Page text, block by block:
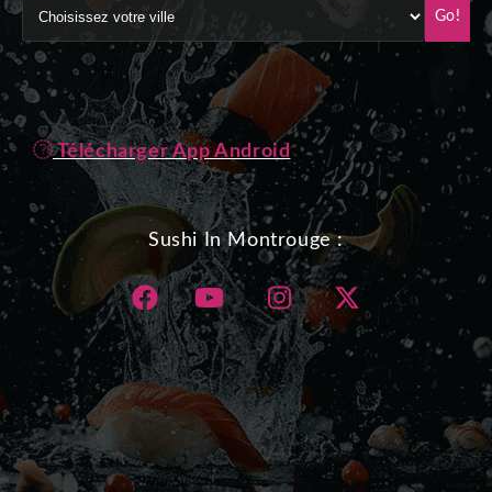
Go!
Télécharger App Android
Sushi In Montrouge :